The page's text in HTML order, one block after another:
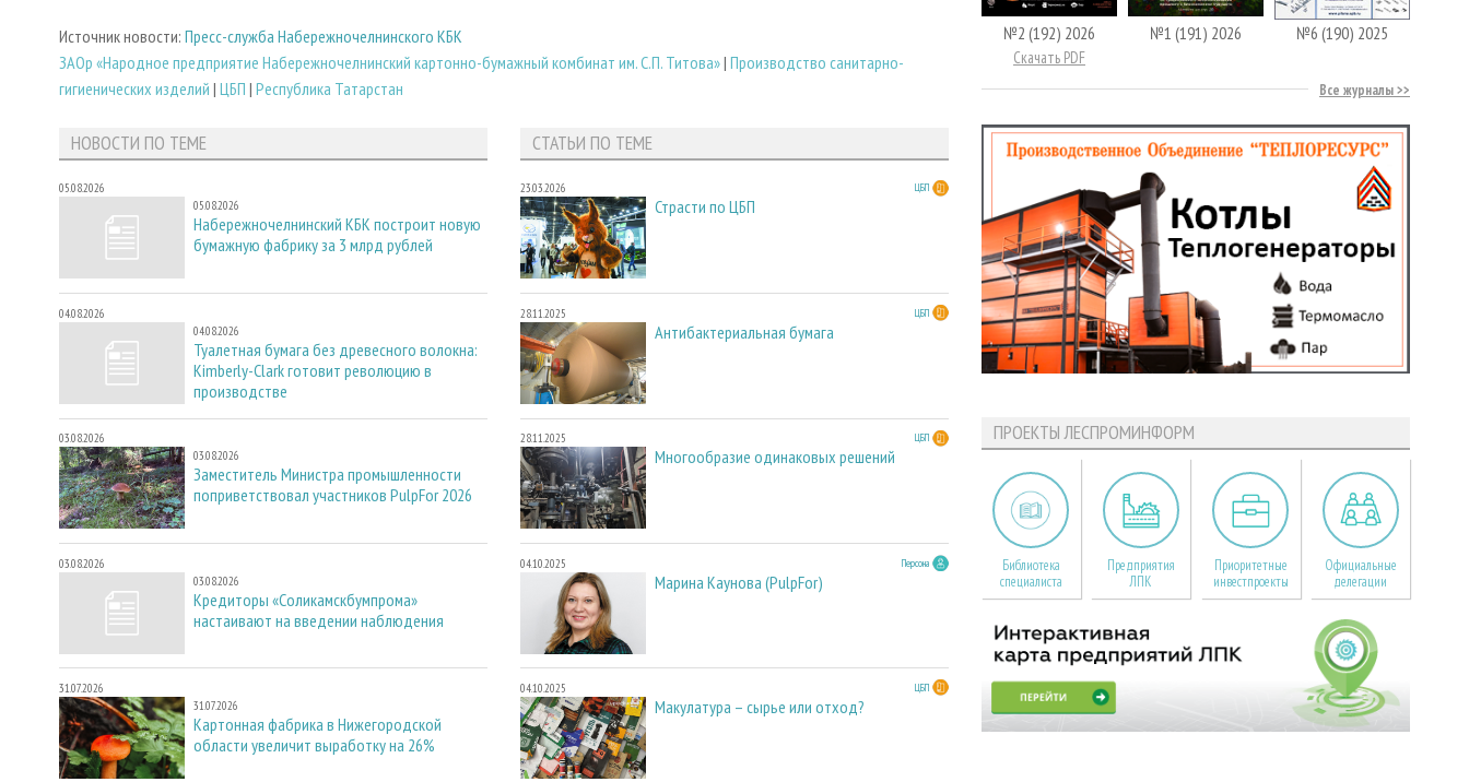
Источник новости: Пресс-служба Набережночелнинского КБК
ЗАОр «Народное предприятие Набережночелнинский картонно-бумажный комбинат им. С.П. Титова»| Производство санитарно-
гигиенических изделий | ЦБП | Республика Татарстан
НОВОСТИ ПО ТЕМЕ
05.08.2026
05.08.2026
Набережночелнинский КБК построит новую
бумажную фабрику за 3 млрд рублей
04.08.2026
04.08.2026
Туалетная бумага без древесного волокна:
Kimberly-Clark готовит революцию в
производстве
03.08.2026
03.08.2026
Заместитель Министра промышленности
поприветствовал участников PulpFor 2026
03.08.2026
03.08.2026
Кредиторы «Соликамскбумпрома»
настаивают на введении наблюдения
31.07.2026
31.07.2026
Картонная фабрика в Нижегородской
области увеличит выработку на 26%
СТАТЬИ ПО ТЕМЕ
23.03.2026 ЦБП
Страсти по ЦБП
28.11.2025 ЦБП
Антибактериальная бумага
28.11.2025 ЦБП
Многообразие одинаковых решений
04.10.2025 Персона
Марина Каунова (PulpFor)
04.10.2025 ЦБП
Макулатура – сырье или отход?
№2 (192) 2026
Скачать PDF
№1 (191) 2026 №6 (190) 2025
Все журналы
ПРОЕКТЫ ЛЕСПРОМИНФОРМ
Библиотека
специалиста
Предприятия
ЛПК
Приоритетные
инвестпроекты
Официальные
делегации